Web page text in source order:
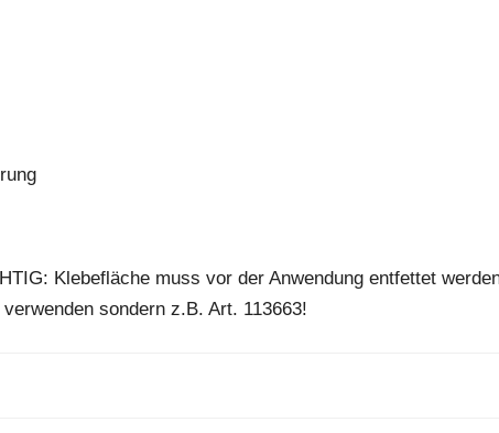
Klebefläche muss vor der Anwendung entfettet
sondern z.B. Art. 113663!